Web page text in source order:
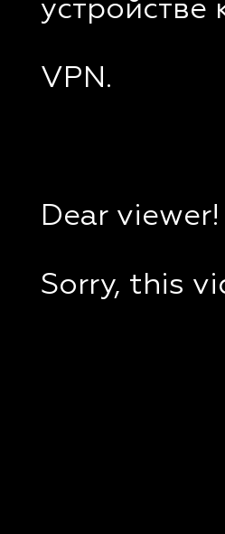
устройстве
VPN.
Dear viewer!
Sorry, this